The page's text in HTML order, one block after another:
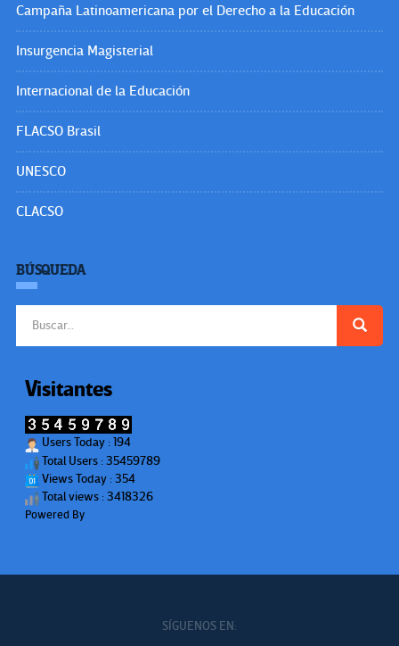
Campaña Latinoamericana por el Derecho a la Educación
Insurgencia Magisterial
Internacional de la Educación
FLACSO Brasil
UNESCO
CLACSO
BÚSQUEDA
Visitantes
Users Today : 194
Total Users : 35459789
Views Today : 354
Total views : 3418326
Powered By
SÍGUENOS EN: